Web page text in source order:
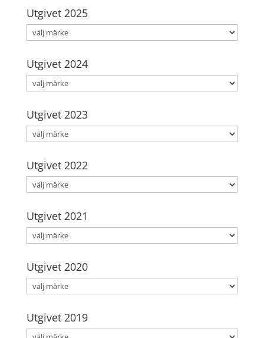
Utgivet 2025
Utgivet 2024
Utgivet 2023
Utgivet 2022
Utgivet 2021
Utgivet 2020
Utgivet 2019